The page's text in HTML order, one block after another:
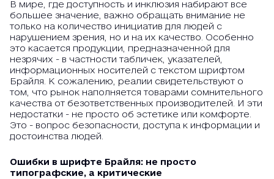
В мире, где доступность и инклюзия набирают все
большее значение, важно обращать внимание не
только на количество инициатив для людей с
нарушением зрения, но и на их качество. Особенно
это касается продукции, предназначенной для
незрячих - в частности табличек, указателей,
информационных носителей с текстом шрифтом
Брайля. К сожалению, реалии свидетельствуют о
том, что рынок наполняется товарами сомнительного
качества от безответственных производителей. И эти
недостатки - не просто об эстетике или комфорте.
Это - вопрос безопасности, доступа к информации и
достоинства людей.
Ошибки в шрифте Брайля: не просто
типографские, а критические